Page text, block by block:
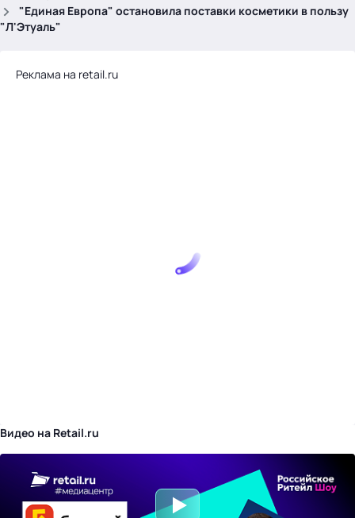
"Единая Европа" остановила поставки косметики в пользу
"Л'Этуаль"
Реклама на retail.ru
Видео на Retail.ru